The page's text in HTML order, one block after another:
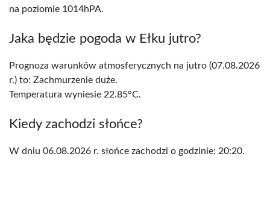
na poziomie 1014hPA.
Jaka będzie pogoda w Ełku jutro?
Prognoza warunków atmosferycznych na jutro (07.08.2026
r.) to: Zachmurzenie duże.
Temperatura wyniesie 22.85°C.
Kiedy zachodzi słońce?
W dniu 06.08.2026 r. słońce zachodzi o godzinie: 20:20.